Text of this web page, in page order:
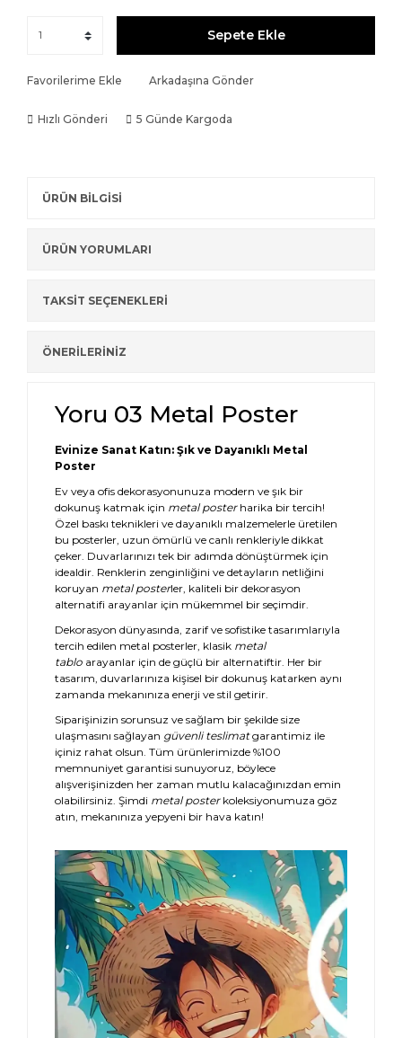
Sepete Ekle
Favorilerime Ekle Arkadaşına Gönder
Hızlı Gönderi 5 Günde Kargoda
ÜRÜN BİLGİSİ
ÜRÜN YORUMLARI
TAKSİT SEÇENEKLERİ
ÖNERİLERİNİZ
Yoru 03 Metal Poster
Evinize Sanat Katın: Şık ve Dayanıklı Metal
Poster
Ev veya ofis dekorasyonunuza modern ve şık bir
dokunuş katmak için metal posterharika bir tercih!
Özel baskı teknikleri ve dayanıklı malzemelerle üretilen
bu posterler, uzun ömürlü ve canlı renkleriyle dikkat
çeker. Duvarlarınızı tek bir adımda dönüştürmek için
idealdir. Renklerin zenginliğini ve detayların netliğini
koruyan metal posterler, kaliteli bir dekorasyon
alternatifi arayanlar için mükemmel bir seçimdir.
Dekorasyon dünyasında, zarif ve sofistike tasarımlarıyla
tercih edilen metal posterler, klasik metal
tablo arayanlar için de güçlü bir alternatiftir. Her bir
tasarım, duvarlarınıza kişisel bir dokunuş katarken aynı
zamanda mekanınıza enerji ve stil getirir.
Siparişinizin sorunsuz ve sağlam bir şekilde size
ulaşmasını sağlayan güvenli teslimatgarantimiz ile
içiniz rahat olsun. Tüm ürünlerimizde %100
memnuniyet garantisi sunuyoruz, böylece
alışverişinizden her zaman mutlu kalacağınızdan emin
olabilirsiniz. Şimdi metal posterkoleksiyonumuza göz
atın, mekanınıza yepyeni bir hava katın!